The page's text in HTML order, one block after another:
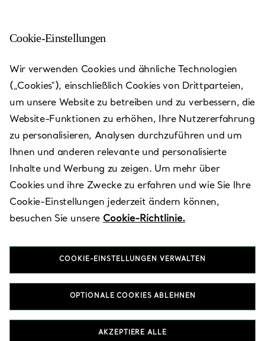
Zhengzhou - David Plaza
Heute bis 22:00 geöffnet
Verfügbare Leistungen
188 North ErQi Road,Zhengzhou, Henan, CN 450053
Besuchen Sie uns
Cookie-Einstellungen
Wir verwenden Cookies und ähnliche Technologien
(„Cookies“), einschließlich Cookies von Drittparteien,
um unsere Website zu betreiben und zu verbessern, die
Website-Funktionen zu erhöhen, Ihre Nutzererfahrung
zu personalisieren, Analysen durchzuführen und um
Ihnen und anderen relevante und personalisierte
Inhalte und Werbung zu zeigen. Um mehr über
Cookies und ihre Zwecke zu erfahren und wie Sie Ihre
Cookie-Einstellungen jederzeit ändern können,
besuchen Sie unsere Cookie-Richtlinie.
COOKIE-EINSTELLUNGEN VERWALTEN
OPTIONALE COOKIES ABLEHNEN
AKZEPTIERE ALLE